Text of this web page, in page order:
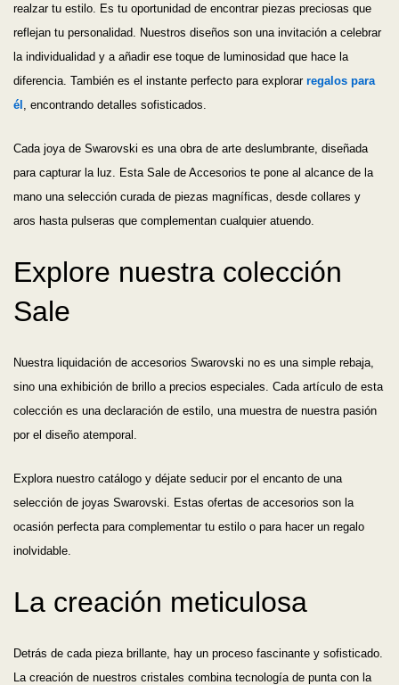
realzar tu estilo. Es tu oportunidad de encontrar piezas preciosas que
reflejan tu personalidad. Nuestros diseños son una invitación a celebrar
la individualidad y a añadir ese toque de luminosidad que hace la
diferencia. También es el instante perfecto para explorar regalos para
él , encontrando detalles sofisticados.
Cada joya de Swarovski es una obra de arte deslumbrante, diseñada
para capturar la luz. Esta Sale de Accesorios te pone al alcance de la
mano una selección curada de piezas magníficas, desde collares y
aros hasta pulseras que complementan cualquier atuendo.
Explore nuestra colección
Sale
Nuestra liquidación de accesorios Swarovski no es una simple rebaja,
sino una exhibición de brillo a precios especiales. Cada artículo de esta
colección es una declaración de estilo, una muestra de nuestra pasión
por el diseño atemporal.
Explora nuestro catálogo y déjate seducir por el encanto de una
selección de joyas Swarovski. Estas ofertas de accesorios son la
ocasión perfecta para complementar tu estilo o para hacer un regalo
inolvidable.
La creación meticulosa
Detrás de cada pieza brillante, hay un proceso fascinante y sofisticado.
La creación de nuestros cristales combina tecnología de punta con la